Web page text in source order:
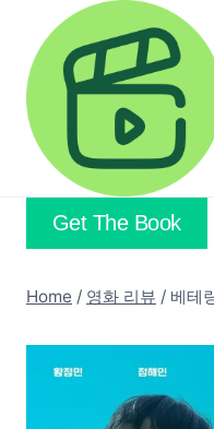
content
Get The Book
Home / 영화 리뷰 / 베테